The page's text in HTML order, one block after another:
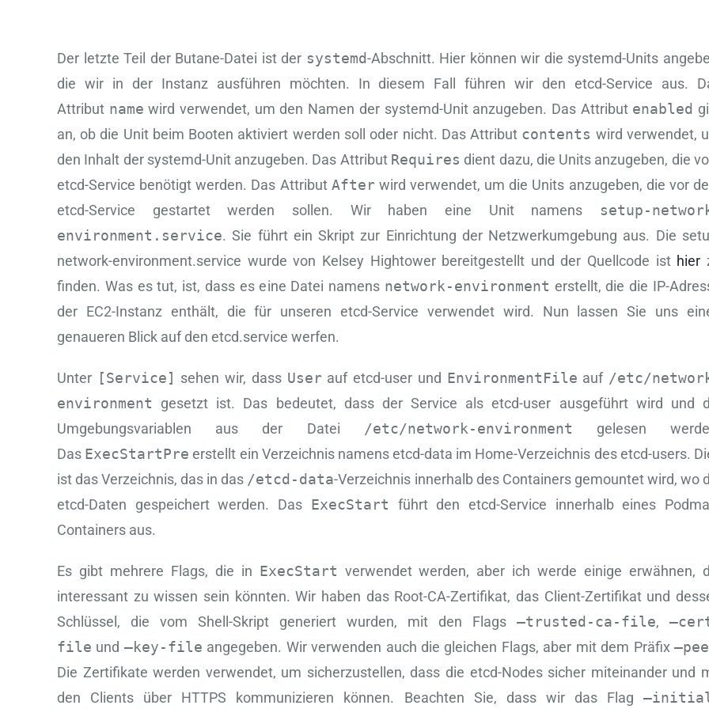
Der letzte Teil der Butane-Datei ist der systemd-Abschnitt. Hier können wir die systemd-Units
die wir in der Instanz ausführen möchten. In diesem Fall führen wir den etcd-Service aus.
Attribut name wird verwendet, um den Namen der systemd-Unit anzugeben. Das Attribut enabled
an, ob die Unit beim Booten aktiviert werden soll oder nicht. Das Attribut contents wird verwendet,
den Inhalt der systemd-Unit anzugeben. Das Attribut Requires dient dazu, die Units anzugeben, die
etcd-Service benötigt werden. Das Attribut After wird verwendet, um die Units anzugeben, die vor
etcd-Service gestartet werden sollen. Wir haben eine Unit namens setup-
environment.service. Sie führt ein Skript zur Einrichtung der Netzwerkumgebung aus. Die
network-environment.service wurde von Kelsey Hightower bereitgestellt und der Quellcode ist hier
finden. Was es tut, ist, dass es eine Datei namens network-environment erstellt, die die IP-
der EC2-Instanz enthält, die für unseren etcd-Service verwendet wird. Nun lassen Sie uns
genaueren Blick auf den etcd.service werfen.
Unter [Service] sehen wir, dass User auf etcd-user und EnvironmentFile auf /etc/
environment gesetzt ist. Das bedeutet, dass der Service als etcd-user ausgeführt wird und
Umgebungsvariablen aus der Datei
/etc/network-environment gelesen
Das ExecStartPre erstellt ein Verzeichnis namens etcd-data im Home-Verzeichnis des etcd-users.
ist das Verzeichnis, das in das /etcd-data-Verzeichnis innerhalb des Containers gemountet wird, wo
etcd-Daten gespeichert werden. Das ExecStart führt den etcd-Service innerhalb eines
Containers aus.
Es gibt mehrere Flags, die in ExecStart verwendet werden, aber ich werde einige erwähnen,
interessant zu wissen sein könnten. Wir haben das Root-CA-Zertifikat, das Client-Zertifikat und
Schlüssel, die vom Shell-Skript generiert wurden, mit den Flags–trusted-ca-file,
file und –key-file angegeben. Wir verwenden auch die gleichen Flags, aber mit dem Präfix
Die Zertifikate werden verwendet, um sicherzustellen, dass die etcd-Nodes sicher miteinander und
den Clients über HTTPS kommunizieren können. Beachten Sie, dass wir das Flag